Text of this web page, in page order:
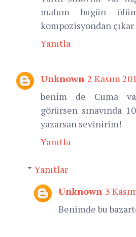
malum bugün
kompozisyondan çıkar
Yanıtla
Unknown 2 Kasım
benim de Cuma
görürsen sınavında
yazarsan sevinirim!
Yanıtla
Yanıtlar
Unknown 3
Benimde bu